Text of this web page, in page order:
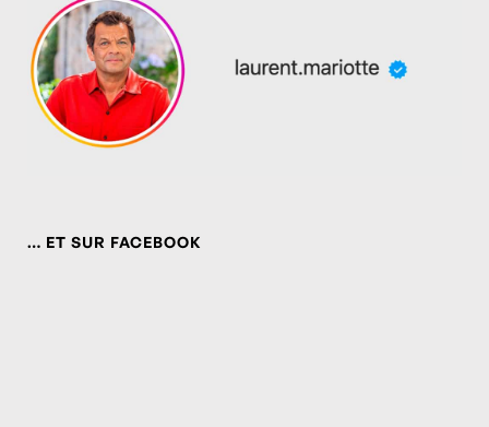
… ET SUR FACEBOOK